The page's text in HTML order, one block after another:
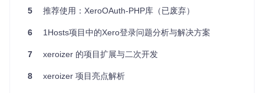
在克隆项目后，你可以根据自己的需求进行配置。以下是一些
、.vimrc 等。
链接配置文件：将配置文件链接到你的主目录中，以便系
5 推荐使用：XeroOAuth-PHP库（已废弃）
6 1Hosts项目中的Xero登录问题分析与解决方案
7 xeroizer 的项目扩展与二次开发
8 xeroizer 项目亮点解析